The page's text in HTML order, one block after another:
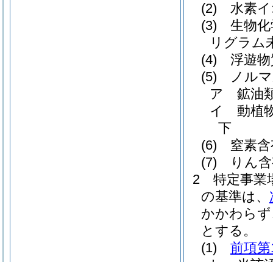
(2)
水素
(3)
生物
リグラム
(4)
浮遊
(5)
ノル
ア
鉱油
イ
動植
下
(6)
窒素
(7)
りん
2
特定事業
の基準は、
かかわら
とする。
(1)
前項